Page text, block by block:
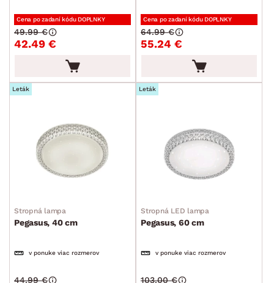
Cena po zadaní kódu DOPLNKY
42.49 €
49.99 €
Cena po zadaní kódu DOPLNKY
55.24 €
64.99 €
Leták
Stropná lampa
Pegasus, 40 cm
v ponuke viac rozmerov
44.99 €
Leták
Stropná LED lampa
Pegasus, 60 cm
v ponuke viac rozmerov
103.00 €